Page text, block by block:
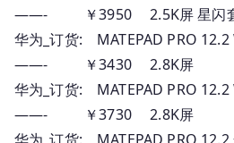
——- ￥3950 2.5K屏 星闪
华为_订货: MATEPAD PRO
——- ￥3430 2.8K屏
华为_订货: MATEPAD PRO
——- ￥3730 2.8K屏